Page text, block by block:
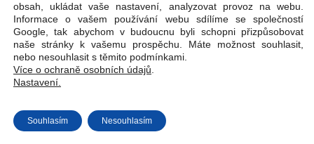
obsah, ukládat vaše nastavení, analyzovat provoz na webu.
Informace o vašem používání webu sdílíme se společností
Google, tak abychom v budoucnu byli schopni přizpůsobovat
naše stránky k vašemu prospěchu. Máte možnost souhlasit,
nebo nesouhlasit s těmito podmínkami.
Více o ochraně osobních údajů
Nastavení.
Souhlasím Nesouhlasím